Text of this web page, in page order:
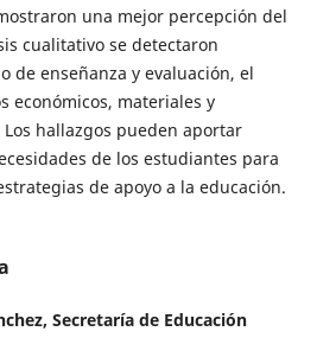
una mejor percepción del
cualitativo se detectaron
de enseñanza y evaluación, el
económicos, materiales y
hallazgos pueden aportar
de los estudiantes para
de apoyo a la educación.
Secretaría de Educación